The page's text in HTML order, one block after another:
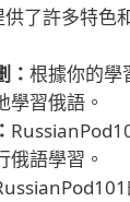
了許多特色
： 根據你的學
學習俄語。
俄語學習。